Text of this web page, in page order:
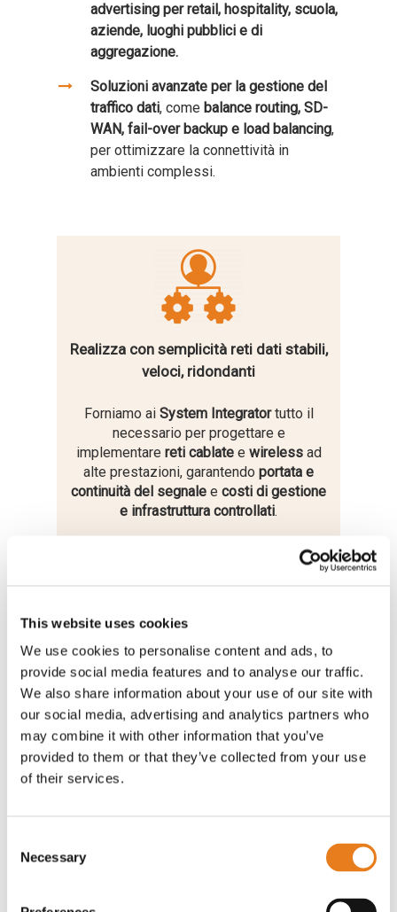
This website uses cookies
We use cookies to personalise content and ads, to
provide social media features and to analyse our traffic.
We also share information about your use of our site with
our social media, advertising and analytics partners who
may combine it with other information that you’ve
provided to them or that they’ve collected from your use
of their services.
Selection
Necessary
advertising per retail, hospitality, scuola,
aziende, luoghi pubblici e di
aggregazione.
Soluzioni avanzate per la gestione del
traffico dati, come balance routing, SD-
WAN, fail-over backup e load balancing,
per ottimizzare la connettività in
ambienti complessi.
Realizza con semplicità reti dati stabili,
veloci, ridondanti
Forniamo ai System Integratortutto il
necessario per progettare e
implementare reti cablatee wirelessad
alte prestazioni, garantendo portata e
continuità del segnale e costi di gestione
e infrastruttura controllati.
Le nostre soluzioni sono ideali per
aziendale, industriale
stabile e sicura.
Progetta infrastrutture di connettività: